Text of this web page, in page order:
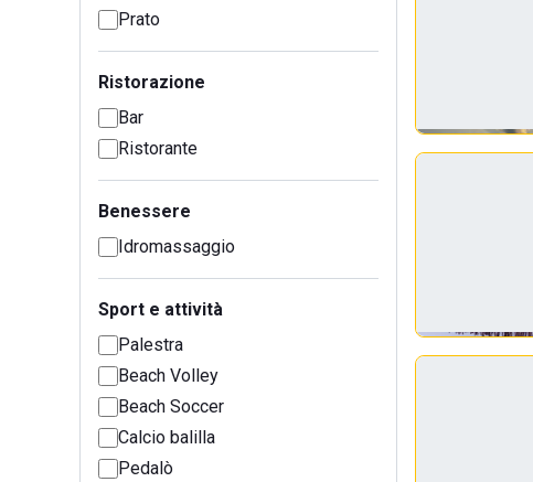
Prato
Ristorazione
Bar
Ristorante
Benessere
Idromassaggio
Sport e attività
Palestra
Beach Volley
Beach Soccer
Calcio balilla
Pedalò